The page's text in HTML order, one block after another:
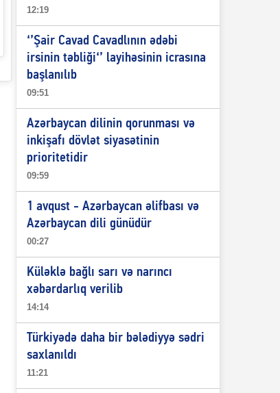
12:19
‘’Şair Cavad Cavadlının ədəbi
irsinin təbliği‘’ layihəsinin icrasına
başlanılıb
09:51
Azərbaycan dilinin qorunması və
inkişafı dövlət siyasətinin
prioritetidir
09:59
1 avqust - Azərbaycan əlifbası və
Azərbaycan dili günüdür
00:27
Küləklə bağlı sarı və narıncı
xəbərdarlıq verilib
14:14
Türkiyədə daha bir bələdiyyə sədri
saxlanıldı
11:21